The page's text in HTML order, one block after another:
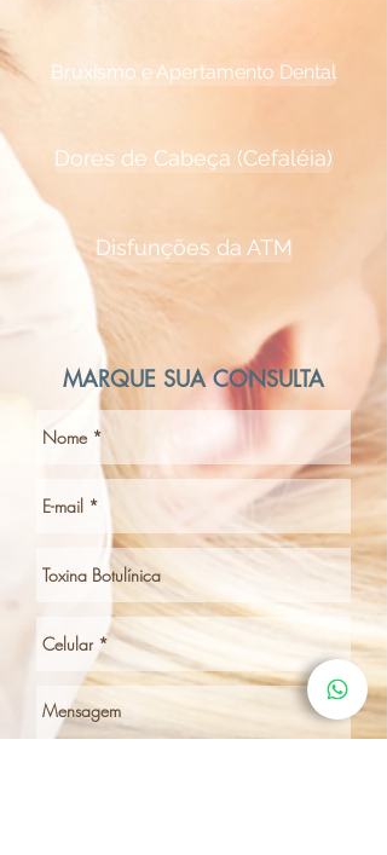
Bruxismo e Apertamento Dental
Dores de Cabeça (Cefaléia)
Disfunções da ATM
MARQUE SUA CONSULTA